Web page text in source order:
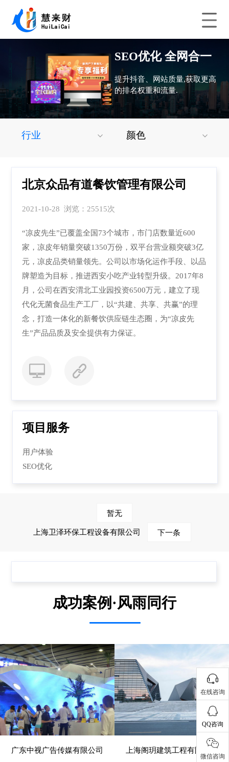
SEO优化 全网合一
提升抖音、网站质量,获取更高
的排名权重和流量.
行业 颜色
北京众品有道餐饮管理有限公司
2021-10-28 浏览：25515次
“凉皮先生”已覆盖全国73个城市，市门店数量近600
家，凉皮年销量突破1350万份，双平台营业额突破3亿
元，凉皮品类销量领先。公司以市场化运作手段、以品
牌塑造为目标，推进西安小吃产业转型升级。2017年8
月，公司在西安渭北工业园投资6500万元，建立了现
代化无菌食品生产工厂，以“共建、共享、共赢”的理
念，打造一体化的新餐饮供应链生态圈，为“凉皮先
生”产品品质及安全提供有力保证。
项目服务
用户体验
SEO优化
暂无
上海卫泽环保工程设备有限公司 下一条
成功案例·风雨同行
- 展览、装饰 -
广东中视广告传媒有限公司
- 建筑、建材 -
上海阁玥建筑工程有限公司
在线咨询
QQ咨询
微信咨询